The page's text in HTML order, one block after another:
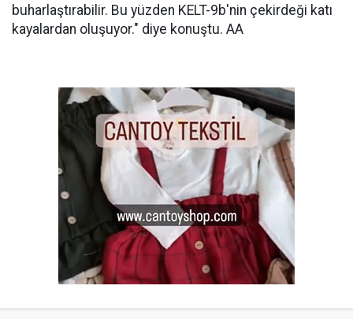
buharlaştırabilir. Bu yüzden KELT-9b'nin çekirdeği katı
kayalardan oluşuyor." diye konuştu. AA